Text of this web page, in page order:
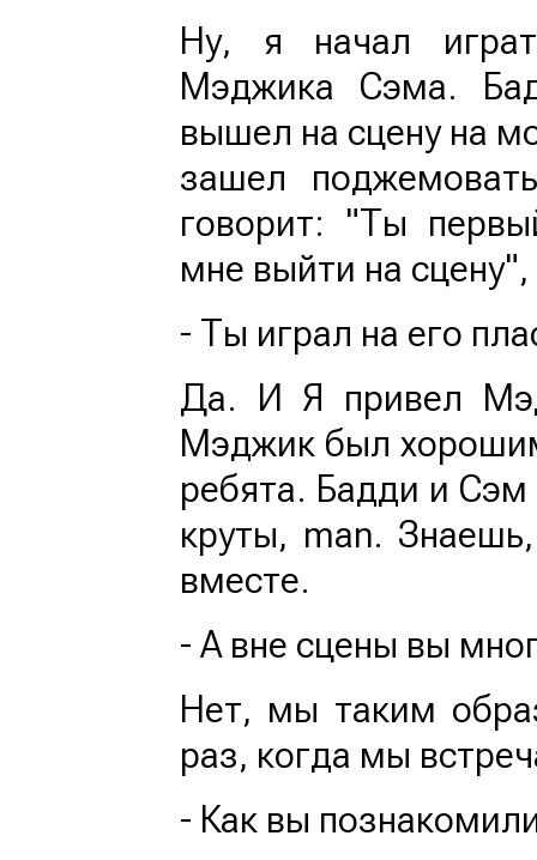
Ну, я начал
Мэджика Сэма.
вышел на сцену на
зашел
говорит: "Ты
мне выйти на
- Ты играл на его
Да. И Я привел
Мэджик был
ребята. Бадди и
круты, man.
вместе.
- А вне сцены вы
Нет, мы таким
раз, когда мы
- Как вы